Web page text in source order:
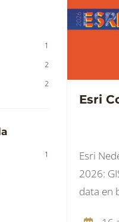
1
2
2
1
Esri
Esri
2026:
data en